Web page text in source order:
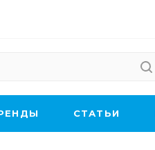
CТАТЬИ